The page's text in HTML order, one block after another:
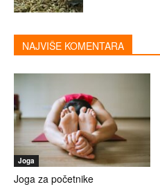
NAJVIŠE KOMENTARA
Joga
Joga za početnike